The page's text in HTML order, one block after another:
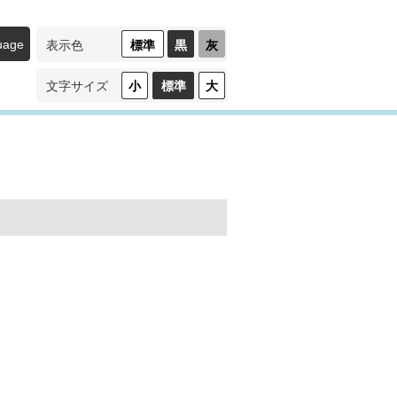
表示色 標準 黒
（ハ
イ
ン
ト
灰
（ロ
ー
コ
ン
ト
文字サイズ 小 標準 大